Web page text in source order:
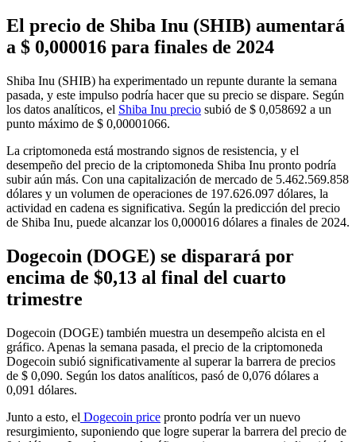
El precio de Shiba Inu (SHIB) aumentará
a $ 0,000016 para finales de 2024
Shiba Inu (SHIB) ha experimentado un repunte durante la semana
pasada, y este impulso podría hacer que su precio se dispare. Según
los datos analíticos, el Shiba Inu precio subió de $ 0,058692 a un
punto máximo de $ 0,00001066.
La criptomoneda está mostrando signos de resistencia, y el
desempeño del precio de la criptomoneda Shiba Inu pronto podría
subir aún más. Con una capitalización de mercado de 5.462.569.858
dólares y un volumen de operaciones de 197.626.097 dólares, la
actividad en cadena es significativa. Según la predicción del precio
de Shiba Inu, puede alcanzar los 0,000016 dólares a finales de 2024.
Dogecoin (DOGE) se disparará por
encima de $0,13 al final del cuarto
trimestre
Dogecoin (DOGE) también muestra un desempeño alcista en el
gráfico. Apenas la semana pasada, el precio de la criptomoneda
Dogecoin subió significativamente al superar la barrera de precios
de $ 0,090. Según los datos analíticos, pasó de 0,076 dólares a
0,091 dólares.
Junto a esto, el Dogecoin price pronto podría ver un nuevo
resurgimiento, suponiendo que logre superar la barrera del precio de